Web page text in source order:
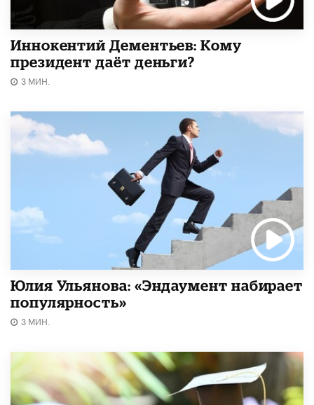
Иннокентий Дементьев: Кому
президент даёт деньги?
3 МИН.
Юлия Ульянова: «Эндаумент набирает
популярность»
3 МИН.